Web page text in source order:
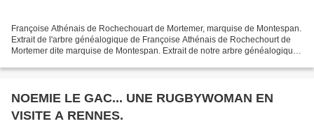
Françoise Athénais de Rochechouart de Mortemer, marquise de Montespan.
Extrait de l'arbre généalogique de Françoise Athénais de Rochechourt de
Mortemer dite marquise de Montespan. Extrait de notre arbre généalogique
NOEMIE LE GAC... UNE RUGBYWOMAN EN
VISITE A RENNES.